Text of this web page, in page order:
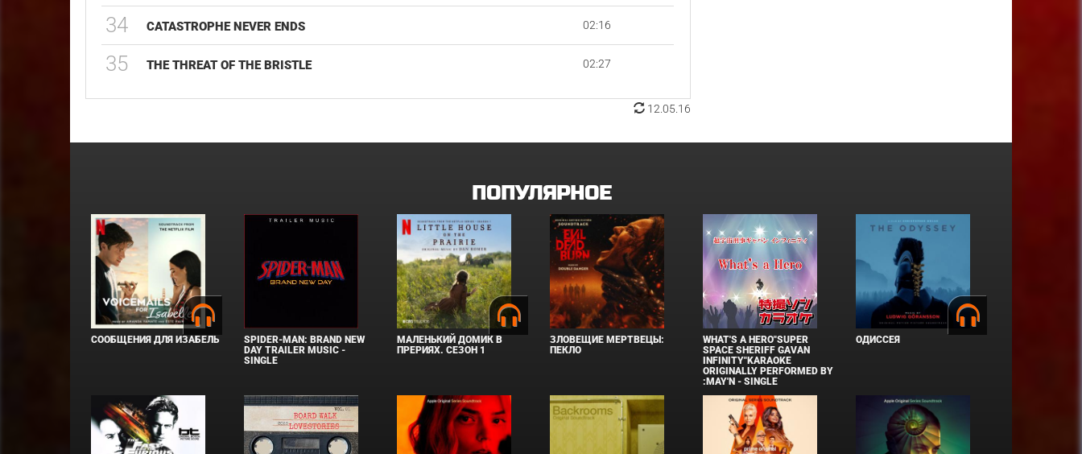
34 CATASTROPHE NEVER ENDS 02:16
35 THE THREAT OF THE BRISTLE 02:27
12.05.16
ПОПУЛЯРНОЕ
СООБЩЕНИЯ ДЛЯ ИЗАБЕЛЬ
SPIDER-MAN: BRAND NEW
DAY TRAILER MUSIC -
SINGLE
МАЛЕНЬКИЙ ДОМИК В
ПРЕРИЯХ. СЕЗОН 1
ЗЛОВЕЩИЕ МЕРТВЕЦЫ:
ПЕКЛО
WHAT'S A HERO"SUPER
SPACE SHERIFF GAVAN
INFINITY"KARAOKE
ORIGINALLY PERFORMED BY
:MAY'N - SINGLE
ОДИССЕЯ